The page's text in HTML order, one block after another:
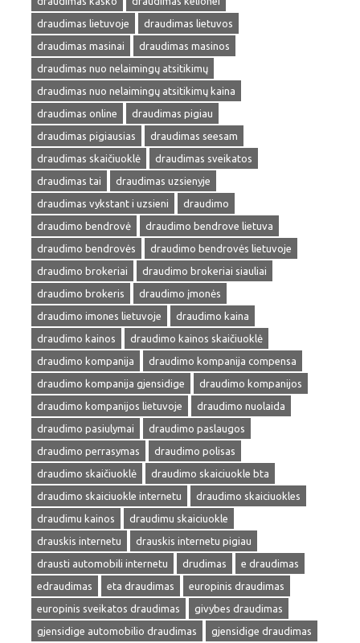
draudimas lietuvoje
draudimas lietuvos
draudimas masinai
draudimas masinos
draudimas nuo nelaimingų atsitikimų
draudimas nuo nelaimingų atsitikimų kaina
draudimas online
draudimas pigiau
draudimas pigiausias
draudimas seesam
draudimas skaičiuoklė
draudimas sveikatos
draudimas tai
draudimas uzsienyje
draudimas vykstant i uzsieni
draudimo
draudimo bendrovė
draudimo bendrove lietuva
draudimo bendrovės
draudimo bendrovės lietuvoje
draudimo brokeriai
draudimo brokeriai siauliai
draudimo brokeris
draudimo įmonės
draudimo imones lietuvoje
draudimo kaina
draudimo kainos
draudimo kainos skaičiuoklė
draudimo kompanija
draudimo kompanija compensa
draudimo kompanija gjensidige
draudimo kompanijos
draudimo kompanijos lietuvoje
draudimo nuolaida
draudimo pasiulymai
draudimo paslaugos
draudimo perrasymas
draudimo polisas
draudimo skaičiuoklė
draudimo skaiciuokle bta
draudimo skaiciuokle internetu
draudimo skaiciuokles
draudimu kainos
draudimu skaiciuokle
drauskis internetu
drauskis internetu pigiau
drausti automobili internetu
drudimas
e draudimas
edraudimas
eta draudimas
europinis draudimas
europinis sveikatos draudimas
givybes draudimas
gjensidige automobilio draudimas
gjensidige draudimas